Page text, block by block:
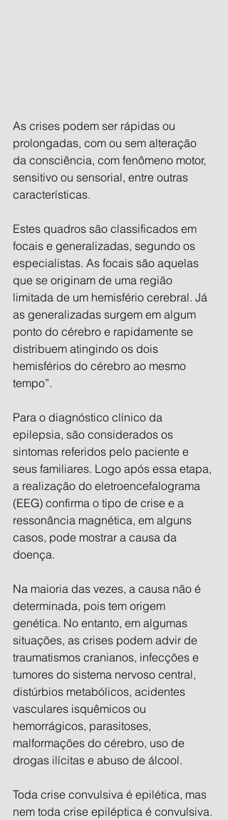
As crises podem ser rápidas ou
prolongadas, com ou sem alteração
da consciência, com fenômeno motor,
sensitivo ou sensorial, entre outras
características.
Estes quadros são classificados em
focais e generalizadas, segundo os
especialistas. As focais são aquelas
que se originam de uma região
limitada de um hemisfério cerebral. Já
as generalizadas surgem em algum
ponto do cérebro e rapidamente se
distribuem atingindo os dois
hemisférios do cérebro ao mesmo
tempo”.
Para o diagnóstico clínico da
epilepsia, são considerados os
sintomas referidos pelo paciente e
seus familiares. Logo após essa etapa,
a realização do eletroencefalograma
(EEG) confirma o tipo de crise e a
ressonância magnética, em alguns
casos, pode mostrar a causa da
doença.
Na maioria das vezes, a causa não é
determinada, pois tem origem
genética. No entanto, em algumas
situações, as crises podem advir de
traumatismos cranianos, infecções e
tumores do sistema nervoso central,
distúrbios metabólicos, acidentes
vasculares isquêmicos ou
hemorrágicos, parasitoses,
malformações do cérebro, uso de
drogas ilícitas e abuso de álcool.
Toda crise convulsiva é epilética, mas
nem toda crise epiléptica é convulsiva.